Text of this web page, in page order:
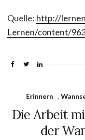
Quelle: http://
Lernen/content/
Erinnern ,
Die Arbeit
der